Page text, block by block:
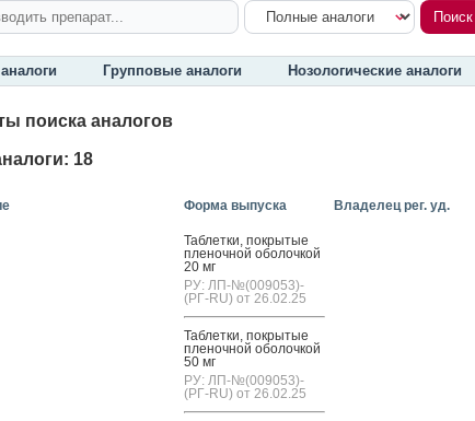
Групповые аналоги Нозологические аналоги
поиска аналогов
18
Форма выпуска Владелец рег. уд.
Таб­летки, пок­ры­тые
пле­ноч­ной обо­лоч­кой
20 мг
РУ: ЛП-№(009053)-
(РГ-RU) от 26.02.25
Таб­летки, пок­ры­тые
пле­ноч­ной обо­лоч­кой
50 мг
РУ: ЛП-№(009053)-
(РГ-RU) от 26.02.25